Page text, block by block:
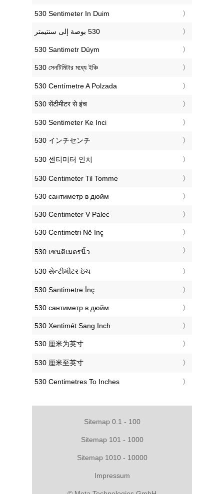
‎530 Sentimeter In Duim
‎530 Santimetr Düym
‎530 সেনটিমিটার মধ্যে ইঞ্চি
‎530 Centímetre A Polzada
‎530 सेंटीमीटर से इंच
‎530 Sentimeter Ke Inci
‎530 インチセンチ
‎530 센티미터 인치
‎530 Centimeter Til Tomme
‎530 сантиметр в дюйм
‎530 Centimeter V Palec
‎530 Centimetri Në Inç
‎530 เซนติเมตรนิ้ว
‎530 સેન્ટીમીટર ઇંચ
‎530 Santimetre İnç
‎530 сантиметр в дюйм
‎530 Xentimét Sang Inch
‎530 厘米为英寸
‎530 厘米至英寸
‎530 Centimetres To Inches
Sitemap 0.1 - 100
Sitemap 101 - 1000
Sitemap 1010 - 10000
Impressum